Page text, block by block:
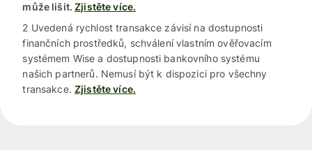
může lišit. Zjistěte více.
2 Uvedená rychlost transakce závisí na dostupnosti
finančních prostředků, schválení vlastním ověřovacím
systémem Wise a dostupnosti bankovního systému
našich partnerů. Nemusí být k dispozici pro všechny
transakce. Zjistěte více.